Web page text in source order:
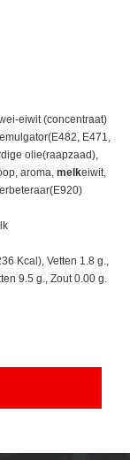
eiwit (concentraat)
E471,
olie(raapzaad),
aroma, melkeiwit,
Kcal), Vetten 1.8 g.,
9.5 g., Zout 0.00 g.